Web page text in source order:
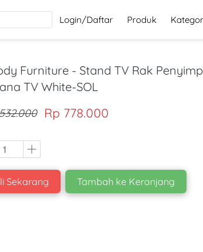
Login/Daftar Produk
Furniture - Stand TV Rak
TV White-SOL
Rp 778.000
Sekarang `Tambah ke Keranjang